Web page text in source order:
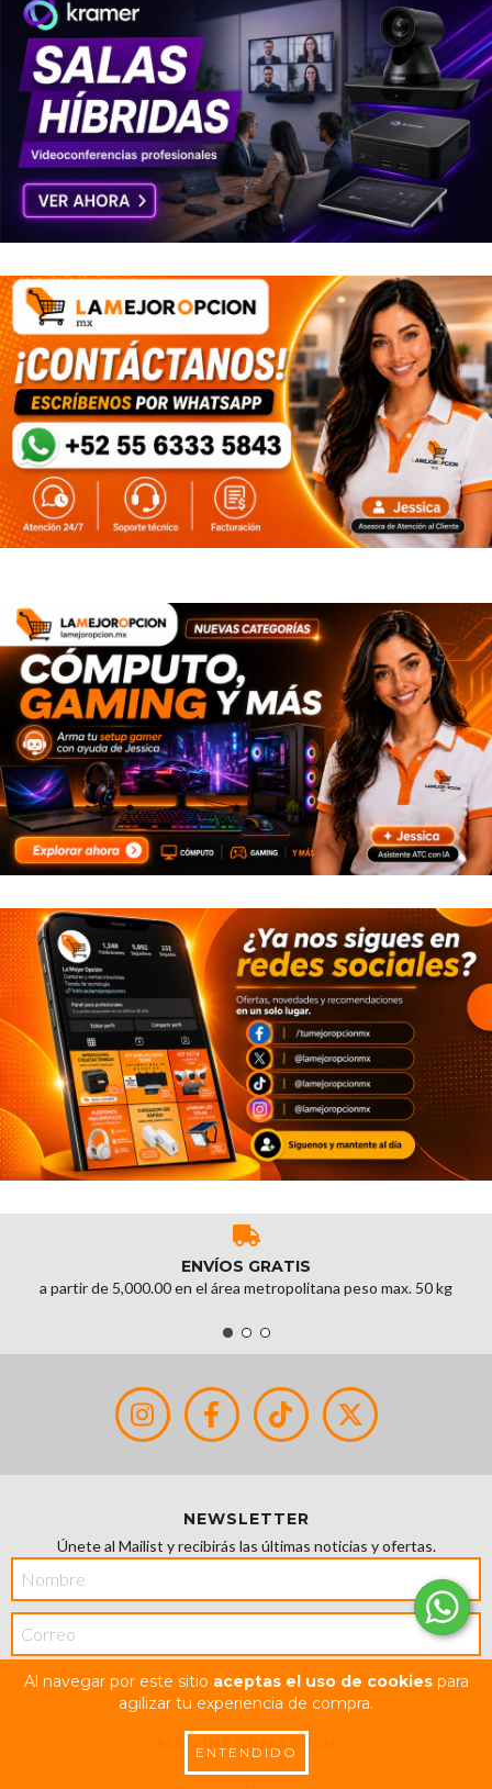
Al navegar por este sitio aceptas el uso de cookiespara
agilizar tu experiencia de compra.
ENTENDIDO
ENVÍOS GRATIS
a partir de 5,000.00 en el área metropolitana peso max. 50 kg
NEWSLETTER
Únete al Mailist y recibirás las últimas noticias y ofertas.
MÁS INFORMACIÓN